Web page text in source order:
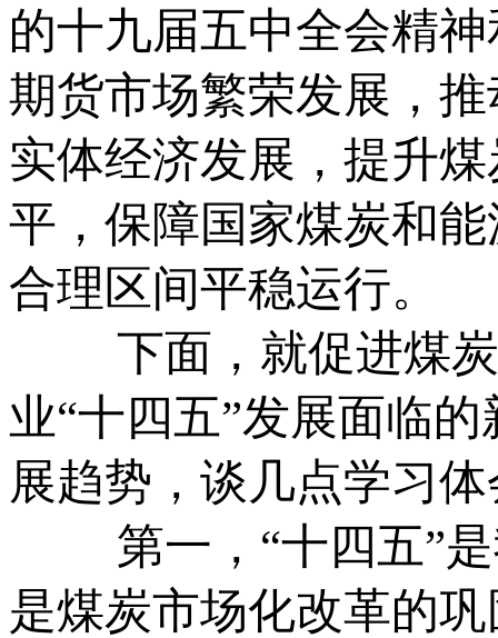
的十九届五中全会精
期货市场繁荣发展，
实体经济发展，提升
平，保障国家煤炭和
合理区间平稳运行。
下面，就促进煤炭
业“十四五”发展面临
展趋势，谈几点学习
第一，“十四五”是
是煤炭市场化改革的